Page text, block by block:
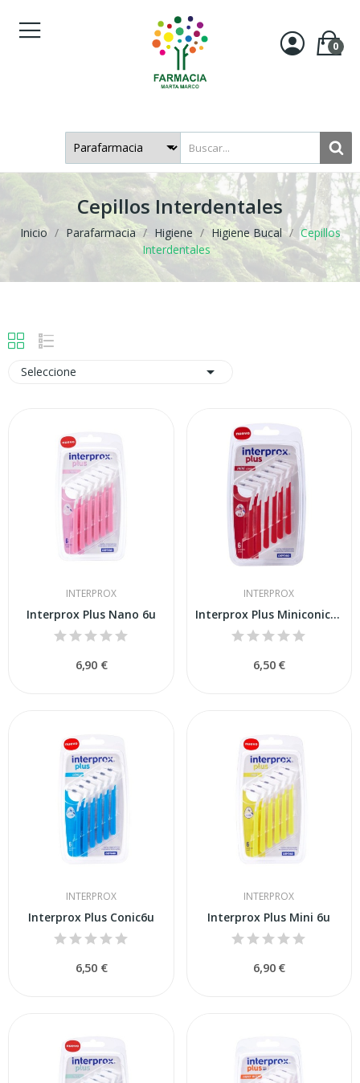
0
Cepillos Interdentales
Inicio Parafarmacia Higiene Higiene Bucal
Cepillos
Interdentales
Seleccione 
INTERPROX
Interprox Plus Nano 6u
6,90 €
INTERPROX
Interprox Plus Miniconico 6uds
6,50 €
INTERPROX
Interprox Plus Conic6u
6,50 €
INTERPROX
Interprox Plus Mini 6u
6,90 €